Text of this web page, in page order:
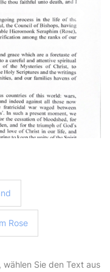
Rose
wählen Sie den Text aus